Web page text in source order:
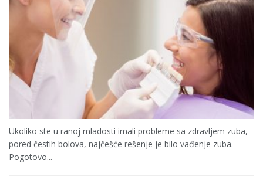
Ukoliko ste u ranoj mladosti imali probleme sa zdravljem zuba,
pored čestih bolova, najčešće rešenje je bilo vađenje zuba.
Pogotovo...